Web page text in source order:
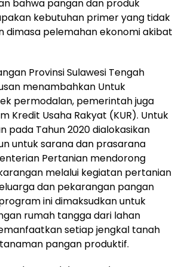
bahwa pangan dan produk
kebutuhan primer yang tidak
dimasa pelemahan ekonomi akibat
Provinsi Sulawesi Tengah
menambahkan Untuk
permodalan, pemerintah juga
Kredit Usaha Rakyat (KUR). Untuk
pada Tahun 2020 dialokasikan
untuk sarana dan prasarana
Pertanian mendorong
melalui kegiatan pertanian
dan pekarangan pangan
ini dimaksudkan untuk
rumah tangga dari lahan
setiap jengkal tanah
pangan produktif.